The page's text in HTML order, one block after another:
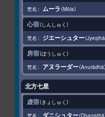
ムーラ Mūla
心宿 しんしゅく
ジエーシュター Jyeṣṭhā
房宿 ぼうしゅく
アヌラーダー Anurādhā
北方七星
虚宿 きょしゅく
ダニシュター Dhaniṣṭhā